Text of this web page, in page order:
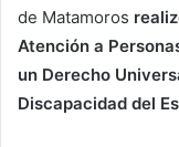
de Matamoros
Atención a
un Derecho
Discapacidad del